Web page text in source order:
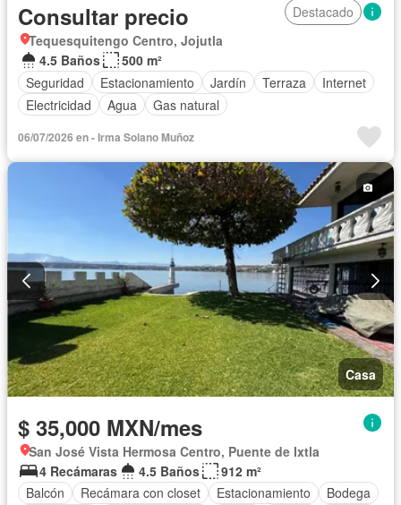
Consultar precio
Destacado
Tequesquitengo Centro, Jojutla
4.5 Baños
500 m²
Seguridad
Estacionamiento Jardín Terraza
Internet
Electricidad
Agua Gas natural
06/07/2026 en - Irma Solano Muñoz
Casa
$ 35,000 MXN/mes
San José Vista Hermosa Centro, Puente de Ixtla
4 Recámaras
4.5 Baños
912 m²
Balcón
Recámara con closet Estacionamiento
Bodega